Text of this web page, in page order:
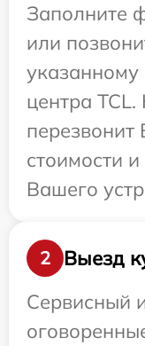
Заполните
или
указанному
центра
перезвонит
стоимости
Вашего
2
Выезд
Сервисный